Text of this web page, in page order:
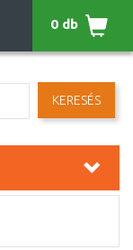
KERESÉS
0 db